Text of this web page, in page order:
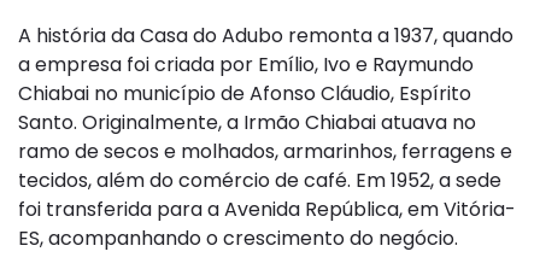
A história da Casa do Adubo remonta a 1937, quando
a empresa foi criada por Emílio, Ivo e Raymundo
Chiabai no município de Afonso Cláudio, Espírito
Santo. Originalmente, a Irmão Chiabai atuava no
ramo de secos e molhados, armarinhos, ferragens e
tecidos, além do comércio de café. Em 1952, a sede
foi transferida para a Avenida República, em Vitória-
ES, acompanhando o crescimento do negócio.